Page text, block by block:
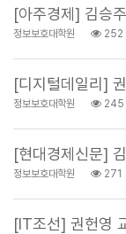
[아주경제] 김승
정보보호대학원 252
[디지털데일리]
정보보호대학원 245
[현대경제신문]
정보보호대학원 271
[IT조선] 권헌영